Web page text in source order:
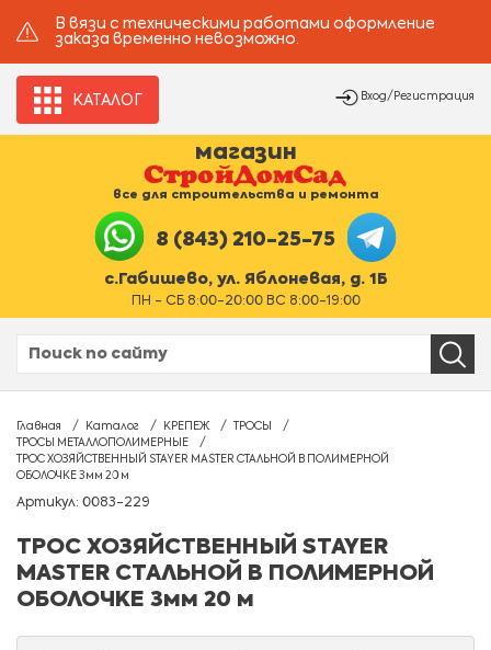
В вязи с техническими работами оформление
заказа временно невозможно.
КАТАЛОГ Вход/Регистрация
магазин
все для строительства и ремонта
8 (843) 210-25-75
с.Габишево, ул. Яблоневая, д. 1Б
ПН - СБ 8:00-20:00 ВС 8:00-19:00
Главная Каталог КРЕПЕЖ
ТРОСЫ
ТРОСЫ МЕТАЛЛОПОЛИМЕРНЫЕ
ТРОС ХОЗЯЙСТВЕННЫЙ STAYER MASTER СТАЛЬНОЙ В ПОЛИМЕРНОЙ
ОБОЛОЧКЕ 3мм 20 м
Артикул: 0083-229
ТРОС ХОЗЯЙСТВЕННЫЙ STAYER
MASTER СТАЛЬНОЙ В ПОЛИМЕРНОЙ
ОБОЛОЧКЕ 3мм 20 м